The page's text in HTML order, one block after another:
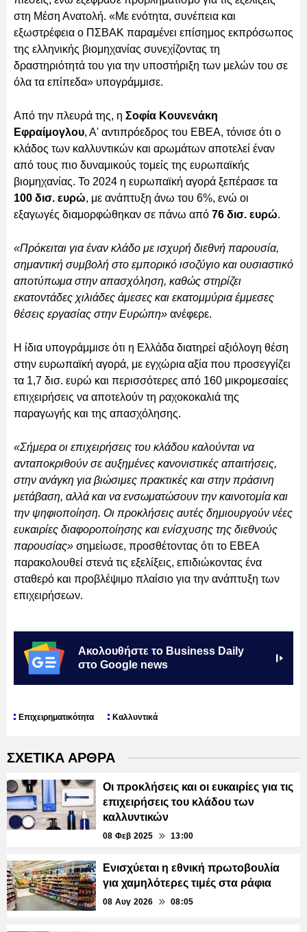
στη Μέση Ανατολή. «Με ενότητα, συνέπεια και
εξωστρέφεια ο ΠΣΒΑΚ παραμένει επίσημος εκπρόσωπος
της ελληνικής βιομηχανίας συνεχίζοντας τη
δραστηριότητά του για την υποστήριξη των μελών του σε
όλα τα επίπεδα» υπογράμμισε.
Από την πλευρά της, η Σοφία Κουνενάκη
Εφραίμογλου, Α' αντιπρόεδρος του ΕΒΕΑ, τόνισε ότι ο
κλάδος των καλλυντικών και αρωμάτων αποτελεί έναν
από τους πιο δυναμικούς τομείς της ευρωπαϊκής
βιομηχανίας. Το 2024 η ευρωπαϊκή αγορά ξεπέρασε τα
100 δισ. ευρώ, με ανάπτυξη άνω του 6%, ενώ οι
εξαγωγές διαμορφώθηκαν σε πάνω από 76 δισ. ευρώ.
«Πρόκειται για έναν κλάδο με ισχυρή διεθνή παρουσία,
σημαντική συμβολή στο εμπορικό ισοζύγιο και ουσιαστικό
αποτύπωμα στην απασχόληση, καθώς στηρίζει
εκατοντάδες χιλιάδες άμεσες και εκατομμύρια έμμεσες
θέσεις εργασίας στην Ευρώπη» ανέφερε.
Η ίδια υπογράμμισε ότι η Ελλάδα διατηρεί αξιόλογη θέση
στην ευρωπαϊκή αγορά, με εγχώρια αξία που προσεγγίζει
τα 1,7 δισ. ευρώ και περισσότερες από 160 μικρομεσαίες
επιχειρήσεις να αποτελούν τη ραχοκοκαλιά της
παραγωγής και της απασχόλησης.
«Σήμερα οι επιχειρήσεις του κλάδου καλούνται να
ανταποκριθούν σε αυξημένες κανονιστικές απαιτήσεις,
στην ανάγκη για βιώσιμες πρακτικές και στην πράσινη
μετάβαση, αλλά και να ενσωματώσουν την καινοτομία και
την ψηφιοποίηση. Οι προκλήσεις αυτές δημιουργούν νέες
ευκαιρίες διαφοροποίησης και ενίσχυσης της διεθνούς
παρουσίας» σημείωσε, προσθέτοντας ότι το ΕΒΕΑ
παρακολουθεί στενά τις εξελίξεις, επιδιώκοντας ένα
σταθερό και προβλέψιμο πλαίσιο για την ανάπτυξη των
επιχειρήσεων.
Ακολουθήστε το Business Daily
στο Google news
Επιχειρηματικότητα Καλλυντικά
ΣΧΕΤΙΚΑ ΑΡΘΡΑ
Οι προκλήσεις και οι ευκαιρίες για τις
επιχειρήσεις του κλάδου των
καλλυντικών
08 Φεβ 2025 13:00
Ενισχύεται η εθνική πρωτοβουλία
για χαμηλότερες τιμές στα ράφια
08 Αυγ 2026 08:05